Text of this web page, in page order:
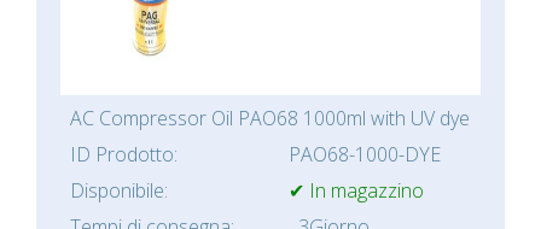
AC Compressor Oil PAO68 1000ml with UV dye
ID Prodotto:
PAO68-1000-DYE
Disponibile:
✔ In magazzino